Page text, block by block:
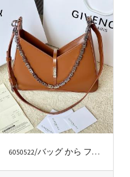
6050522/バッグ から ファッションラグジュアリー